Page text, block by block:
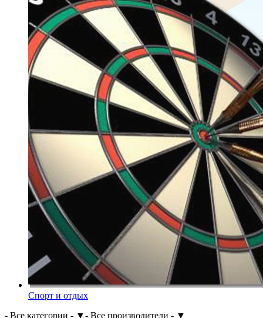
Спорт и отдых
- Все категории - ▼- Все производители - ▼